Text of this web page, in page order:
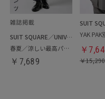
SUIT SQUARE／UNIVERSAL LANGUAGE
春夏／涼しい最高パンツ
￥ 7,689
￥
￥15,290